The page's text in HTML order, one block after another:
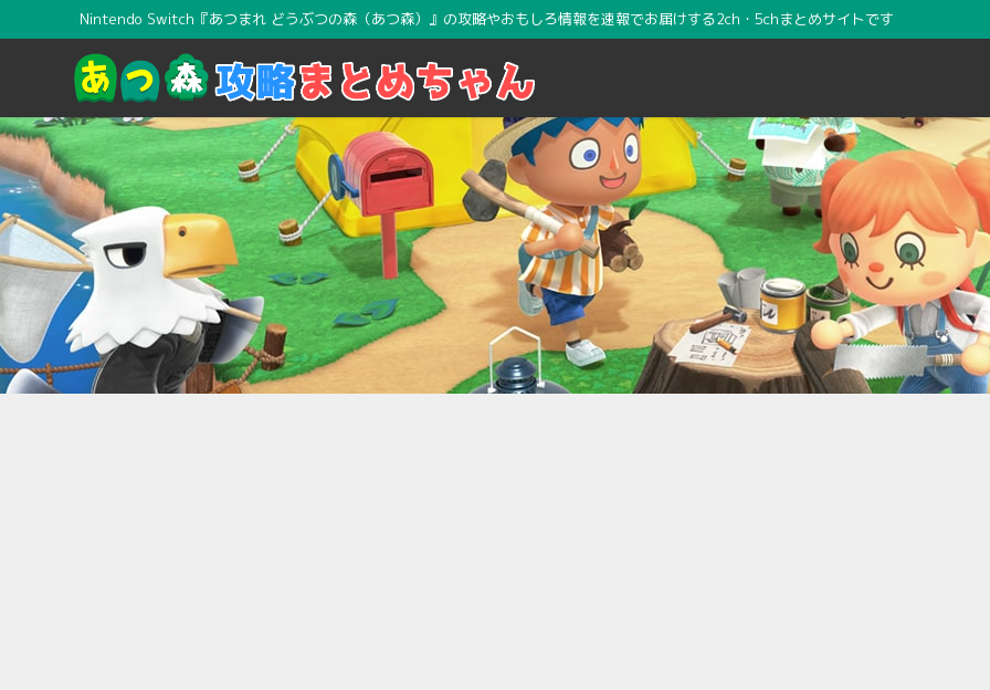
Nintendo Switch『あつまれ どうぶつの森（あつ森）』の攻略やおもしろ情報を速報でお届けする2ch・5chまとめサイトです